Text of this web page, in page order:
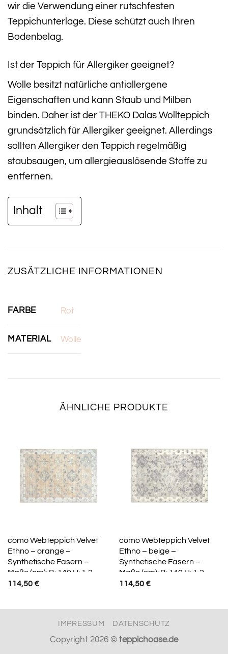
wir die Verwendung einer rutschfesten
Teppichunterlage. Diese schützt auch Ihren
Bodenbelag.
Ist der Teppich für Allergiker geeignet?
Wolle besitzt natürliche antiallergene
Eigenschaften und kann Staub und Milben
binden. Daher ist der THEKO Dalas Wollteppich
grundsätzlich für Allergiker geeignet. Allerdings
sollten Allergiker den Teppich regelmäßig
staubsaugen, um allergieauslösende Stoffe zu
entfernen.
Inhalt
ZUSÄTZLICHE INFORMATIONEN
FARBE Rot
MATERIAL Wolle
ÄHNLICHE PRODUKTE
como Webteppich Velvet
Ethno – orange –
Synthetische Fasern –
Maße (cm): B: 140 H: 1,2
114,50€
como Webteppich Velvet
Ethno – beige –
Synthetische Fasern –
Maße (cm): B: 140 H: 1,2
114,50€
IMPRESSUM DATENSCHUTZ
Copyright 2026 © teppichoase.de